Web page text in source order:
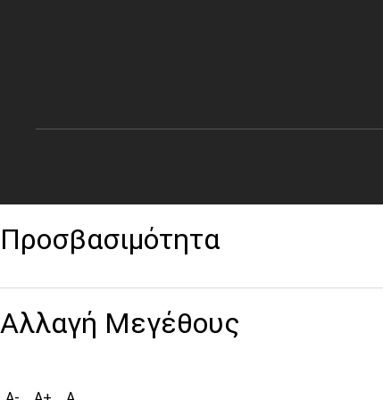
Προσβασιμότητα
Αλλαγή Μεγέθους